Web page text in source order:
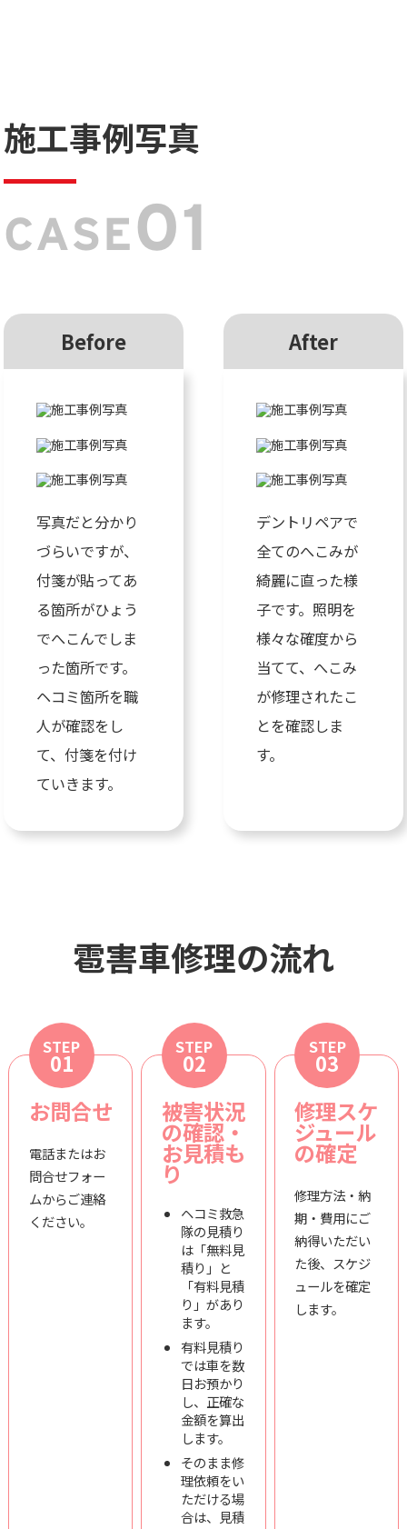
施工事例写真
CASE01
Before
写真だと分かり
づらいですが、
付箋が貼ってあ
る箇所がひょう
でへこんでしま
った箇所です。
ヘコミ箇所を職
人が確認をし
て、付箋を付け
ていきます。
After
デントリペアで
全てのへこみが
綺麗に直った様
子です。照明を
様々な確度から
当てて、へこみ
が修理されたこ
とを確認しま
す。
雹害車修理の流れ
STEP
01
お問合せ
電話またはお
問合せフォー
ムからご連絡
ください。
STEP
02
被害状況
の確認・
お見積も
り
ヘコミ救急
隊の見積り
は「無料見
積り」と
「有料見積
り」があり
ます。
有料見積り
では車を数
日お預かり
し、正確な
金額を算出
します。
そのまま修
理依頼をい
ただける場
合は、見積
STEP
03
修理スケ
ジュール
の確定
修理方法・納
期・費用にご
納得いただい
た後、スケジ
ュールを確定
します。